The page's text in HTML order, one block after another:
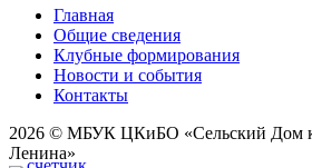
Главная
Общие сведения
Клубные формирования
Новости и события
Контакты
2026 © МБУК ЦКиБО «Сельский Дом
Ленина»